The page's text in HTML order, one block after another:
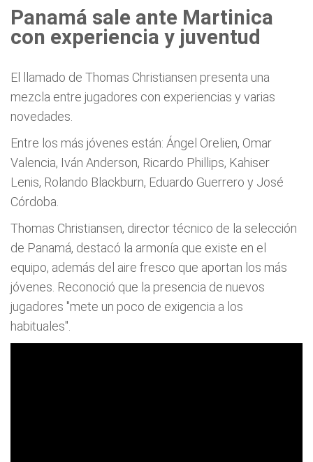
Panamá sale ante Martinica
con experiencia y juventud
El llamado de Thomas Christiansen presenta una
mezcla entre jugadores con experiencias y varias
novedades.
Entre los más jóvenes están: Ángel Orelien, Omar
Valencia, Iván Anderson, Ricardo Phillips, Kahiser
Lenis, Rolando Blackburn, Eduardo Guerrero y José
Córdoba.
Thomas Christiansen, director técnico de la selección
de Panamá, destacó la armonía que existe en el
equipo, además del aire fresco que aportan los más
jóvenes. Reconoció que la presencia de nuevos
jugadores "mete un poco de exigencia a los
habituales".